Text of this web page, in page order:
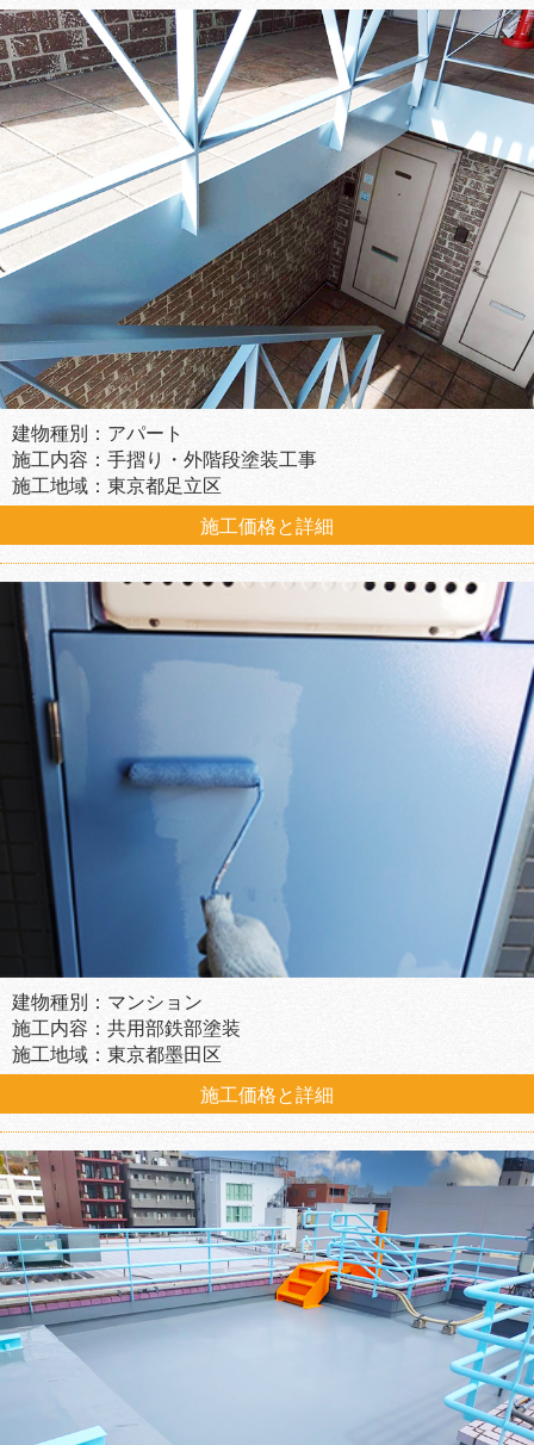
建物種別：アパート
施工内容：手摺り・外階段塗装工事
施工地域：東京都足立区
施工価格と詳細
建物種別：マンション
施工内容：共用部鉄部塗装
施工地域：東京都墨田区
施工価格と詳細